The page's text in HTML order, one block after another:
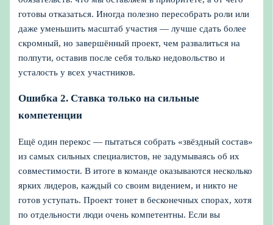
готовы отказаться. Иногда полезно пересобрать роли или
даже уменьшить масштаб участия — лучше сдать более
скромный, но завершённый проект, чем развалиться на
полпути, оставив после себя только недовольство и
усталость у всех участников.
Ошибка 2. Ставка только на сильные
компетенции
Ещё один перекос — пытаться собрать «звёздный состав»
из самых сильных специалистов, не задумываясь об их
совместимости. В итоге в команде оказываются несколько
ярких лидеров, каждый со своим видением, и никто не
готов уступать. Проект тонет в бесконечных спорах, хотя
по отдельности люди очень компетентны. Если вы